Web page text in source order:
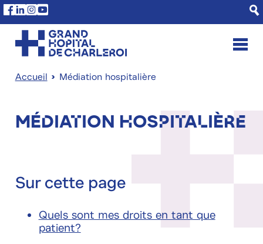
Aller
au
contenu
principal
Facebook
Linkedin
Instagram
Youtube
d'Ariane
Accueil Médiation hospitalière
Médiation hospitalière
Sur cette page
Quels sont mes droits en tant que
patient?
Panneau de gestion des cookies